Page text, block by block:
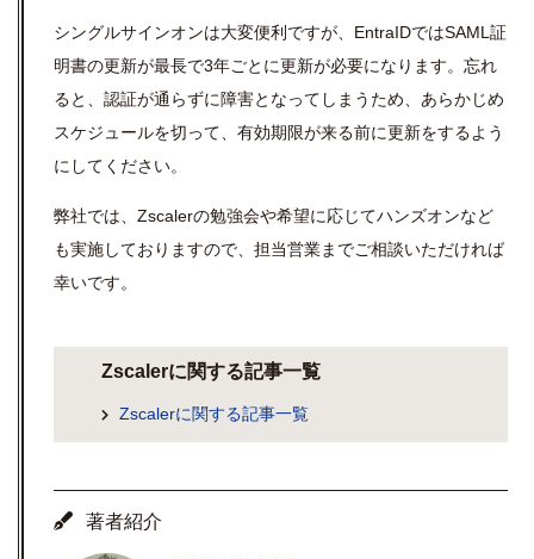
シングルサインオンは大変便利ですが、EntraIDではSAML証
明書の更新が最長で3年ごとに更新が必要になります。忘れ
ると、認証が通らずに障害となってしまうため、あらかじめ
スケジュールを切って、有効期限が来る前に更新をするよう
にしてください。
弊社では、Zscalerの勉強会や希望に応じてハンズオンなど
も実施しておりますので、担当営業までご相談いただければ
幸いです。
Zscalerに関する記事一覧
Zscalerに関する記事一覧
著者紹介